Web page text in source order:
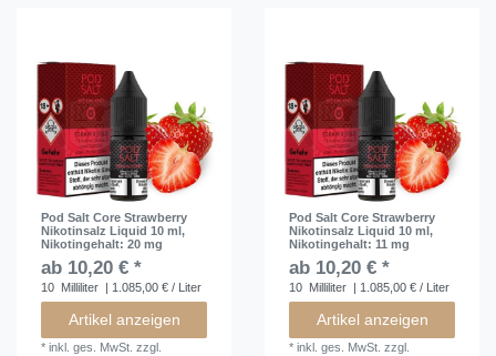
Pod Salt Core Strawberry
Nikotinsalz Liquid 10 ml,
Nikotingehalt: 20 mg
ab 10,20 € *
10 Milliliter | 1.085,00 € / Liter
Artikel anzeigen
*inkl. ges. MwSt. zzgl.
Pod Salt Core Strawberry
Nikotinsalz Liquid 10 ml,
Nikotingehalt: 11 mg
ab 10,20 € *
10 Milliliter | 1.085,00 € / Liter
Artikel anzeigen
*inkl. ges. MwSt. zzgl.